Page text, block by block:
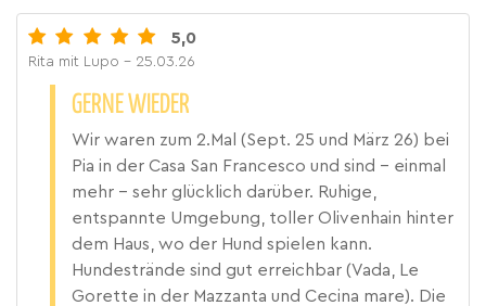
5,0
Rita mit Lupo - 25.03.26
GERNE WIEDER
Wir waren zum 2.Mal (Sept. 25 und März 26) bei
Pia in der Casa San Francesco und sind - einmal
mehr - sehr glücklich darüber. Ruhige,
entspannte Umgebung, toller Olivenhain hinter
dem Haus, wo der Hund spielen kann.
Hundestrände sind gut erreichbar (Vada, Le
Gorette in der Mazzanta und Cecina mare). Die